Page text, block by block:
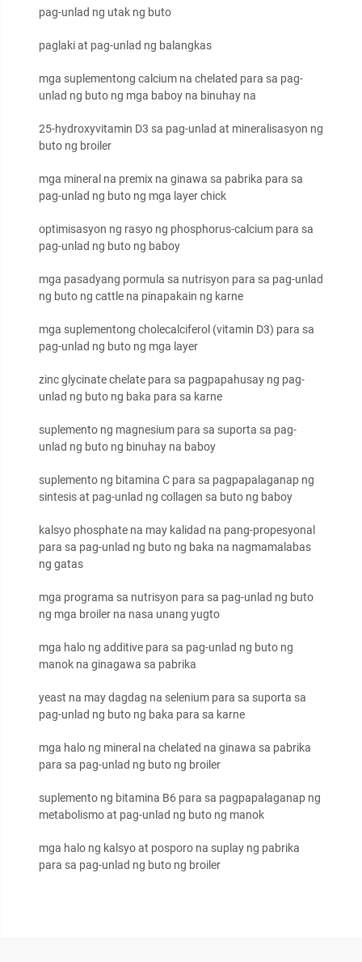
pag-unlad ng utak ng buto
paglaki at pag-unlad ng balangkas
mga suplementong calcium na chelated para sa pag-
unlad ng buto ng mga baboy na binuhay na
25-hydroxyvitamin D3 sa pag-unlad at mineralisasyon ng
buto ng broiler
mga mineral na premix na ginawa sa pabrika para sa
pag-unlad ng buto ng mga layer chick
optimisasyon ng rasyo ng phosphorus-calcium para sa
pag-unlad ng buto ng baboy
mga pasadyang pormula sa nutrisyon para sa pag-unlad
ng buto ng cattle na pinapakain ng karne
mga suplementong cholecalciferol (vitamin D3) para sa
pag-unlad ng buto ng mga layer
zinc glycinate chelate para sa pagpapahusay ng pag-
unlad ng buto ng baka para sa karne
suplemento ng magnesium para sa suporta sa pag-
unlad ng buto ng binuhay na baboy
suplemento ng bitamina C para sa pagpapalaganap ng
sintesis at pag-unlad ng collagen sa buto ng baboy
kalsyo phosphate na may kalidad na pang-propesyonal
para sa pag-unlad ng buto ng baka na nagmamalabas
ng gatas
mga programa sa nutrisyon para sa pag-unlad ng buto
ng mga broiler na nasa unang yugto
mga halo ng additive para sa pag-unlad ng buto ng
manok na ginagawa sa pabrika
yeast na may dagdag na selenium para sa suporta sa
pag-unlad ng buto ng baka para sa karne
mga halo ng mineral na chelated na ginawa sa pabrika
para sa pag-unlad ng buto ng broiler
suplemento ng bitamina B6 para sa pagpapalaganap ng
metabolismo at pag-unlad ng buto ng manok
mga halo ng kalsyo at posporo na suplay ng pabrika
para sa pag-unlad ng buto ng broiler